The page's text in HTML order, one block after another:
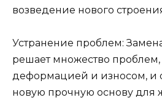
возведение нового
Устранение проблем:
решает множество проблем,
деформацией и износом, и
новую прочную основу для